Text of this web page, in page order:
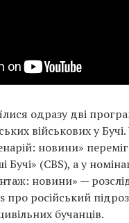
одразу дві
військових у Бучі.
новини»
Бучі» (CBS), а у
новини» —
про російський
бучанців.